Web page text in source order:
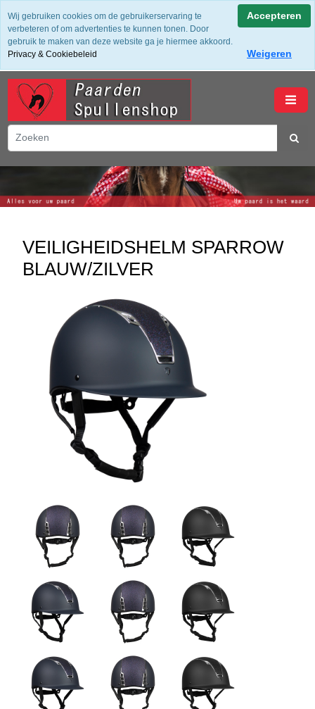
✔ Groot assortiment ✔ De beste merken ✔ Gratis verzending
vanaf 50,- (NL) ✔ Achteraf Betalen ✔ 14 dagen bedenktijd
winkelwagen
VEILIGHEIDSHELM SPARROW
BLAUW/ZILVER
Wij gebruiken cookies om de gebruikerservaring te
verbeteren of om advertenties te kunnen tonen. Door
gebruik te maken van deze website ga je hiermee akkoord.
Privacy & Cookiebeleid
Accepteren
Weigeren